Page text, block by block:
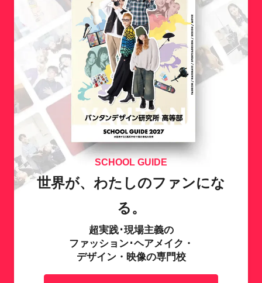
SCHOOL GUIDE
世界が、わたしのファンにな
る。
超実践･現場主義の
ファッション･ヘアメイク・
デザイン・映像の専門校